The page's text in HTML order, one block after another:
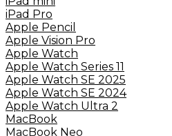
iPad Pro
Apple Pencil
Apple Vision Pro
Apple Watch
Apple Watch Series 11
Apple Watch SE 2025
Apple Watch SE 2024
Apple Watch Ultra 2
MacBook
MacBook Neo